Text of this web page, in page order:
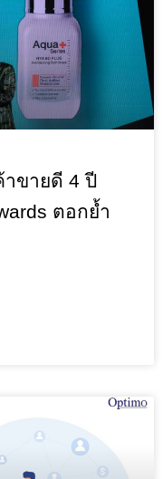
าขายดี 4 ปี
ตอกย้ำ